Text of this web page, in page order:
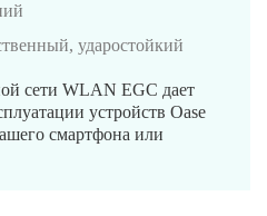
ударостойкий
сети WLAN EGC дает
устройств Oase
смартфона или